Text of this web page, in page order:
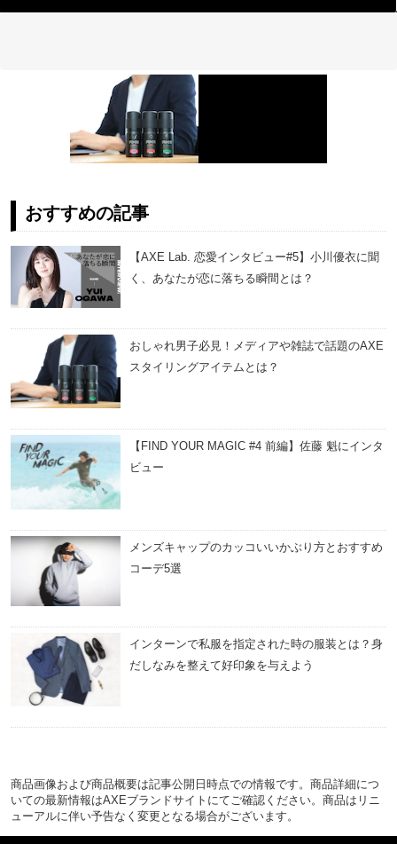
おすすめの記事
【AXE Lab. 恋愛インタビュー#5】小川優衣に聞
く、あなたが恋に落ちる瞬間とは？
おしゃれ男子必見！メディアや雑誌で話題のAXE
スタイリングアイテムとは？
【FIND YOUR MAGIC #4 前編】佐藤 魁にインタ
ビュー
メンズキャップのカッコいいかぶり方とおすすめ
コーデ5選
インターンで私服を指定された時の服装とは？身
だしなみを整えて好印象を与えよう
商品画像および商品概要は記事公開日時点での情報です。商品詳細につ
いての最新情報はAXEブランドサイトにてご確認ください。商品はリニ
ューアルに伴い予告なく変更となる場合がございます。